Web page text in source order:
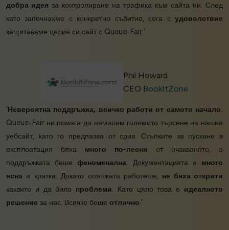
добра идея за контролиране на трафика към сайта ни. След
като започнахме с конкретно събитие, сега с удоволствие
защитаваме целия си сайт с Queue-Fair.’
Phil Howard
CEO BookItZone
‘Невероятна поддръжка, всичко работи от самото начало.
Queue-Fair ни помага да намалим голямото търсене на нашия
уебсайт, като го предпазва от срив. Стъпките за пускане в
експлоатация бяха много по-лесни от очакваното, а
поддръжката бешефеноменална. Документацията е много
ясна и кратка. Докато опашката работеше, не бяха открити
каквито и да било проблеми. Като цяло това е идеалното
решение за нас. Всичко беше отлично.’